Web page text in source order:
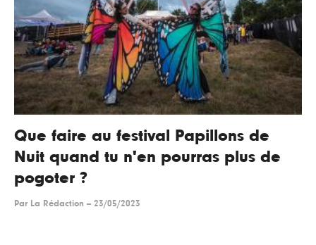
Que faire au festival Papillons de
Nuit quand tu n'en pourras plus de
pogoter ?
Par La Rédaction -- 23/05/2023